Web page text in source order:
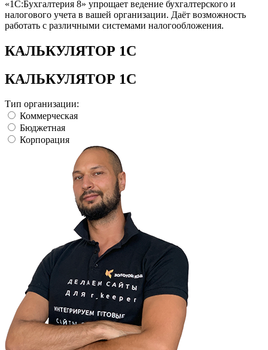
«1С:Бухгалтерия 8» упрощает ведение бухгалтерского и
налогового учета в вашей организации. Даёт возможность
работать с различными системами налогообложения.
КАЛЬКУЛЯТОР 1С
КАЛЬКУЛЯТОР 1С
Тип организации:
Коммерческая
Бюджетная
Корпорация